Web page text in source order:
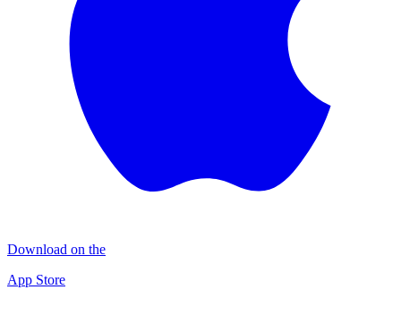
Download on the
App Store